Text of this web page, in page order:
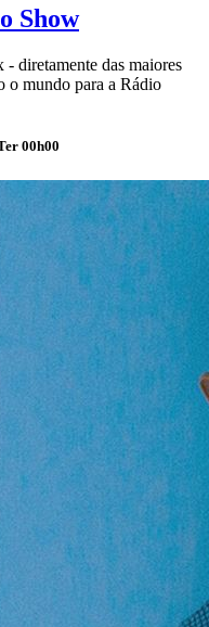
Show
diretamente das maiores
o mundo para a Rádio
00h00